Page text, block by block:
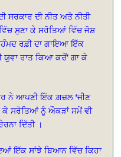
ਸਰਕਾਰ ਦੀ ਨੀਤ ਅਤੇ ਨੀਤੀ
ਸੁਣਾ ਕੇ ਸਰੋਤਿਆਂ ਵਿੱਚ ਜੋਸ਼
ਰਫ਼ੀ ਦਾ ਗਾਇਆ ਇੱਕ
ਯੁਵਾ ਰਾਤ ਕਿਆ ਕਰੇਂ’ ਗਾ ਕੇ
ਨੇ ਆਪਣੀ ਇੱਕ ਗ਼ਜ਼ਲ ‘ਜੀਣ
ਕੇ ਸਰੋਤਿਆਂ ਨੂੰ ਔਕੜਾਂ ਸਮੇਂ ਵੀ
ਦਿੱਤੀ ।
ਇੱਕ ਸਾਂਝੇ ਬਿਆਨ ਵਿੱਚ ਕਿਹਾ